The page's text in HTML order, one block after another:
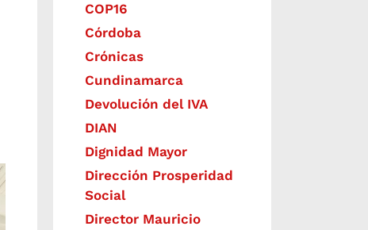
COP16
Córdoba
Crónicas
Cundinamarca
Devolución del IVA
DIAN
Dignidad Mayor
Dirección Prosperidad
Social
Director Mauricio